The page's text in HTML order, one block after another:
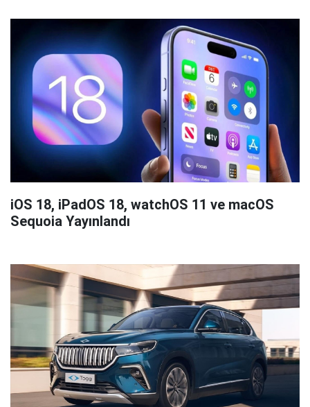
iOS 18, iPadOS 18, watchOS 11 ve macOS
Sequoia Yayınlandı